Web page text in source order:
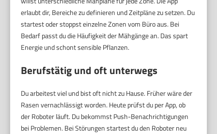
erlaubt dir, Bereiche zu definieren und Zeitpläne zu setzen. Du
startest oder stoppst einzelne Zonen vom Büro aus. Bei
Bedarf passt du die Häufigkeit der Mähgänge an. Das spart
Energie und schont sensible Pflanzen.
Berufstätig und oft unterwegs
Du arbeitest viel und bist oft nicht zu Hause. Früher wäre der
Rasen vernachlässigt worden. Heute prüfst du per App, ob
der Roboter läuft. Du bekommst Push-Benachrichtigungen
bei Problemen. Bei Störungen startest du den Roboter neu